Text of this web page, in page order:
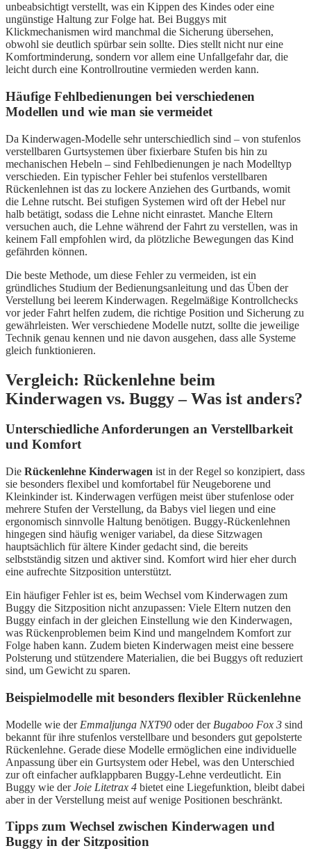
unbeabsichtigt verstellt, was ein Kippen des Kindes oder eine
ungünstige Haltung zur Folge hat. Bei Buggys mit
Klickmechanismen wird manchmal die Sicherung übersehen,
obwohl sie deutlich spürbar sein sollte. Dies stellt nicht nur eine
Komfortminderung, sondern vor allem eine Unfallgefahr dar, die
leicht durch eine Kontrollroutine vermieden werden kann.
Häufige Fehlbedienungen bei verschiedenen
Modellen und wie man sie vermeidet
Da Kinderwagen-Modelle sehr unterschiedlich sind – von stufenlos
verstellbaren Gurtsystemen über fixierbare Stufen bis hin zu
mechanischen Hebeln – sind Fehlbedienungen je nach Modelltyp
verschieden. Ein typischer Fehler bei stufenlos verstellbaren
Rückenlehnen ist das zu lockere Anziehen des Gurtbands, womit
die Lehne rutscht. Bei stufigen Systemen wird oft der Hebel nur
halb betätigt, sodass die Lehne nicht einrastet. Manche Eltern
versuchen auch, die Lehne während der Fahrt zu verstellen, was in
keinem Fall empfohlen wird, da plötzliche Bewegungen das Kind
gefährden können.
Die beste Methode, um diese Fehler zu vermeiden, ist ein
gründliches Studium der Bedienungsanleitung und das Üben der
Verstellung bei leerem Kinderwagen. Regelmäßige Kontrollchecks
vor jeder Fahrt helfen zudem, die richtige Position und Sicherung zu
gewährleisten. Wer verschiedene Modelle nutzt, sollte die jeweilige
Technik genau kennen und nie davon ausgehen, dass alle Systeme
gleich funktionieren.
Vergleich: Rückenlehne beim
Kinderwagen vs. Buggy – Was ist anders?
Unterschiedliche Anforderungen an Verstellbarkeit
und Komfort
Die Rückenlehne Kinderwagen ist in der Regel so konzipiert, dass
sie besonders flexibel und komfortabel für Neugeborene und
Kleinkinder ist. Kinderwagen verfügen meist über stufenlose oder
mehrere Stufen der Verstellung, da Babys viel liegen und eine
ergonomisch sinnvolle Haltung benötigen. Buggy-Rückenlehnen
hingegen sind häufig weniger variabel, da diese Sitzwagen
hauptsächlich für ältere Kinder gedacht sind, die bereits
selbstständig sitzen und aktiver sind. Komfort wird hier eher durch
eine aufrechte Sitzposition unterstützt.
Ein häufiger Fehler ist es, beim Wechsel vom Kinderwagen zum
Buggy die Sitzposition nicht anzupassen: Viele Eltern nutzen den
Buggy einfach in der gleichen Einstellung wie den Kinderwagen,
was Rückenproblemen beim Kind und mangelndem Komfort zur
Folge haben kann. Zudem bieten Kinderwagen meist eine bessere
Polsterung und stützendere Materialien, die bei Buggys oft reduziert
sind, um Gewicht zu sparen.
Beispielmodelle mit besonders flexibler Rückenlehne
Modelle wie der Emmaljunga NXT90 oder der Bugaboo Fox 3 sind
bekannt für ihre stufenlos verstellbare und besonders gut gepolsterte
Rückenlehne. Gerade diese Modelle ermöglichen eine individuelle
Anpassung über ein Gurtsystem oder Hebel, was den Unterschied
zur oft einfacher aufklappbaren Buggy-Lehne verdeutlicht. Ein
Buggy wie derJoie Litetrax 4 bietet eine Liegefunktion, bleibt dabei
aber in der Verstellung meist auf wenige Positionen beschränkt.
Tipps zum Wechsel zwischen Kinderwagen und
Buggy in der Sitzposition